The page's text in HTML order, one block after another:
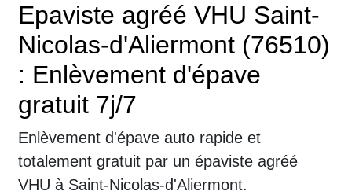
Epaviste agréé VHU Saint-
Nicolas-d'Aliermont (76510)
: Enlèvement d'épave
gratuit 7j/7
Enlèvement d'épave auto rapide et
totalement gratuit par un épaviste agréé
VHU à Saint-Nicolas-d'Aliermont.